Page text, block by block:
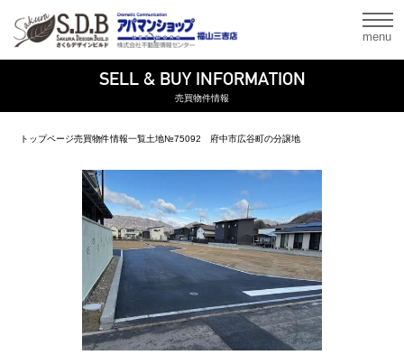
menu
SELL & BUY INFORMATION
売買物件情報
トップページ売買物件情報一覧土地№75092 府中市広谷町の分譲地